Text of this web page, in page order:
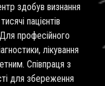
здобув визнання
пацієнтів
професійного
лікування
Співпраця з
для збереження